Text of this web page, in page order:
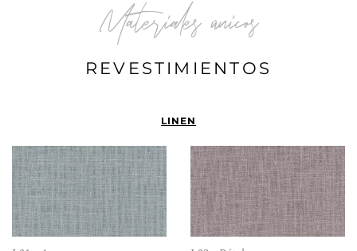
Materiales únicos
REVESTIMIENTOS
LINEN